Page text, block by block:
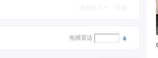
电梯直达